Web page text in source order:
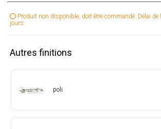
Produit non disponible, doit être commandé. Délai de
jours.
Autres finitions
poli